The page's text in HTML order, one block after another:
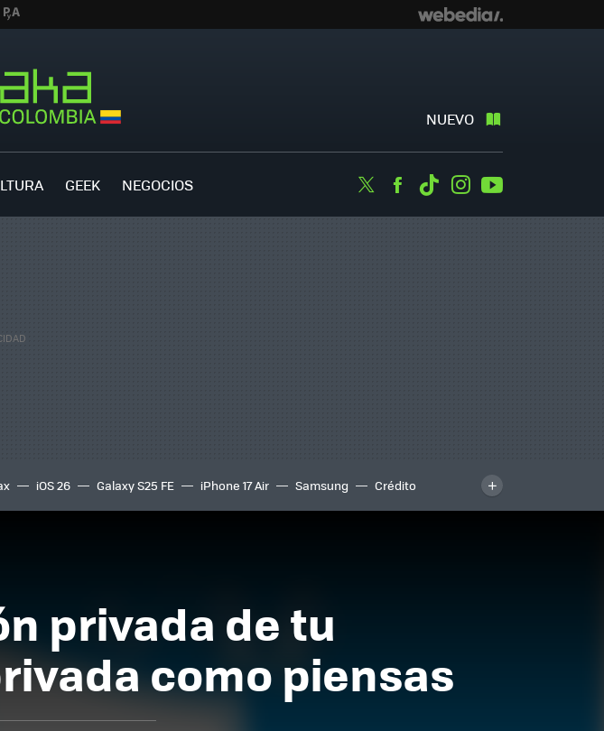
NUEVO
GEEK NEGOCIOS TwitterFacebook
TiktokInstagram
iOS 26 Galaxy S25 FE iPhone 17 Air Samsung
Crédito
privada de tu
como piensas